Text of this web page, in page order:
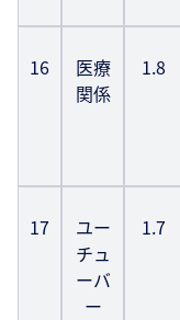
16
医療
関係
1.8
17
ユー
チュ
ーバ
ー
1.7